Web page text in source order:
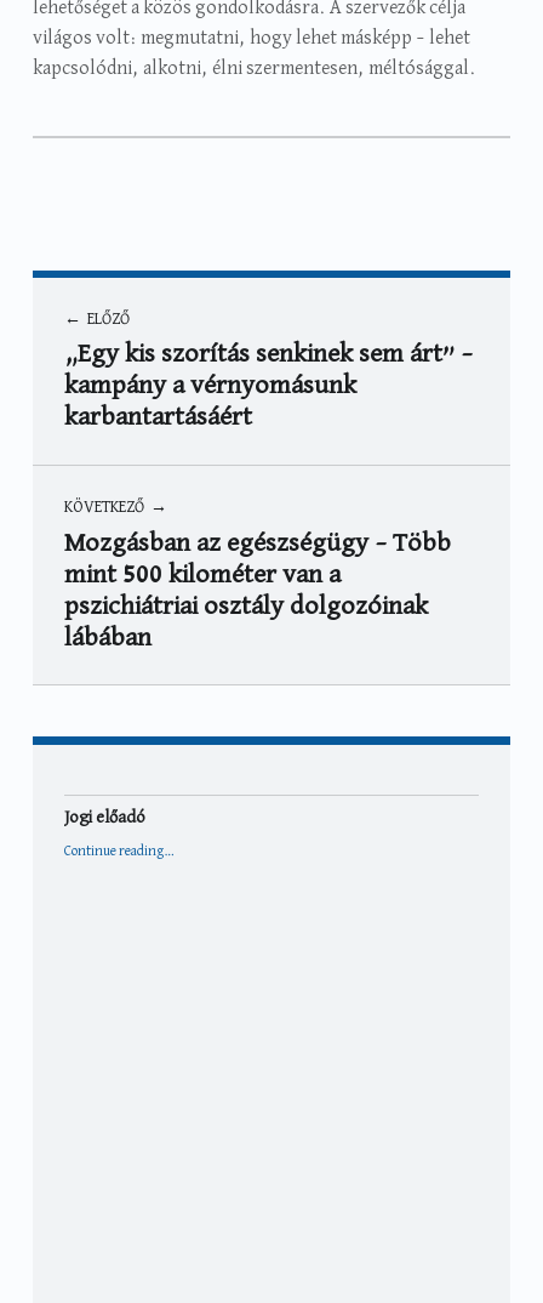
lehetőséget a közös gondolkodásra. A szervezők célja
világos volt: megmutatni, hogy lehet másképp – lehet
kapcsolódni, alkotni, élni szermentesen, méltósággal.
Bejegyzés navigáció
ELŐZŐ
„Egy kis szorítás senkinek sem árt” –
kampány a vérnyomásunk
karbantartásáért
KÖVETKEZŐ
Mozgásban az egészségügy – Több
mint 500 kilométer van a
pszichiátriai osztály dolgozóinak
lábában
Jogi előadó
Continue reading…